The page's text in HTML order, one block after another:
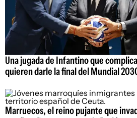
Una jugada de Infantino que
quieren darle la final del Mundial
Marruecos, el reino pujante que